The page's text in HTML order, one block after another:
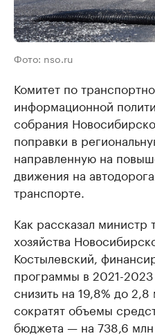
Фото: nso.ru
Комитет по
информационной
собрания
поправки в
направленную на
движения на
транспорте.
Как рассказал
хозяйства
Костылевский,
программы в 2021-2023
снизить на 19,8% до
сократят объемы
бюджета — на 738,6 млн